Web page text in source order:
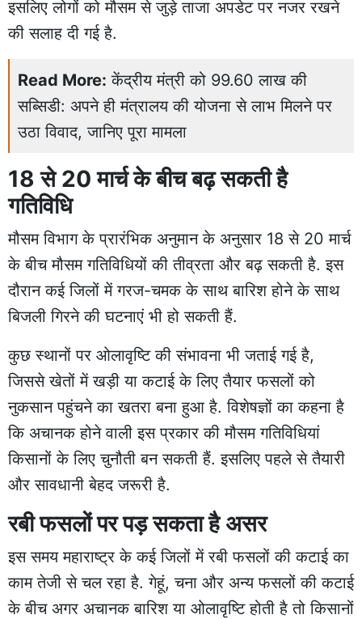
इसलिए लोगों को मौसम से जुड़े ताजा अपडेट पर नजर रखने
की सलाह दी गई है.
Read More: केंद्रीय मंत्री को 99.60 लाख की
सब्सिडी: अपने ही मंत्रालय की योजना से लाभ मिलने पर
उठा विवाद, जानिए पूरा मामला
18 से 20 मार्च के बीच बढ़ सकती है
गतिविधि
मौसम विभाग के प्रारंभिक अनुमान के अनुसार 18 से 20 मार्च
के बीच मौसम गतिविधियों की तीव्रता और बढ़ सकती है. इस
दौरान कई जिलों में गरज-चमक के साथ बारिश होने के साथ
बिजली गिरने की घटनाएं भी हो सकती हैं.
कुछ स्थानों पर ओलावृष्टि की संभावना भी जताई गई है,
जिससे खेतों में खड़ी या कटाई के लिए तैयार फसलों को
नुकसान पहुंचने का खतरा बना हुआ है. विशेषज्ञों का कहना है
कि अचानक होने वाली इस प्रकार की मौसम गतिविधियां
किसानों के लिए चुनौती बन सकती हैं. इसलिए पहले से तैयारी
और सावधानी बेहद जरूरी है.
रबी फसलों पर पड़ सकता है असर
इस समय महाराष्ट्र के कई जिलों में रबी फसलों की कटाई का
काम तेजी से चल रहा है. गेहूं, चना और अन्य फसलों की कटाई
के बीच अगर अचानक बारिश या ओलावृष्टि होती है तो किसानों